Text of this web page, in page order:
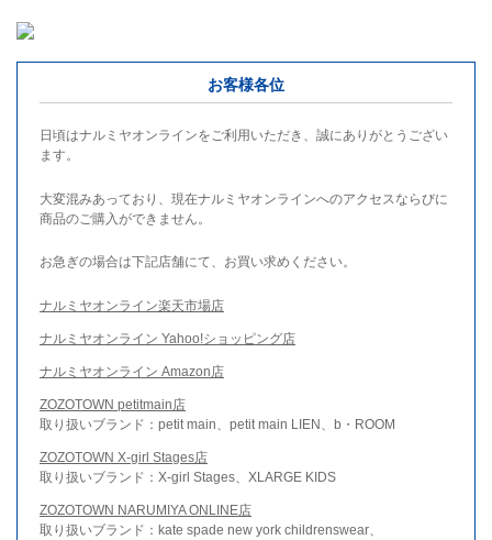
お客様各位
日頃はナルミヤオンラインをご利用いただき、誠にありがとうござい
ます。
大変混みあっており、現在ナルミヤオンラインへのアクセスならびに
商品のご購入ができません。
お急ぎの場合は下記店舗にて、お買い求めください。
ナルミヤオンライン楽天市場店
ナルミヤオンライン Yahoo!ショッピング店
ナルミヤオンライン Amazon店
ZOZOTOWN petitmain店
取り扱いブランド：petit main、petit main LIEN、b・ROOM
ZOZOTOWN X-girl Stages店
取り扱いブランド：X-girl Stages、XLARGE KIDS
ZOZOTOWN NARUMIYA ONLINE店
取り扱いブランド：kate spade new york childrenswear、